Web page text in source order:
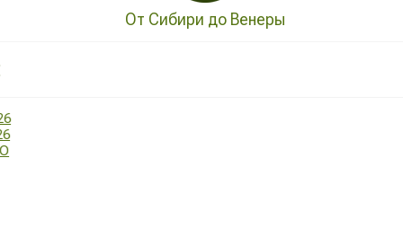
От Сибири до Венеры